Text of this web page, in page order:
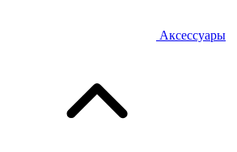
Аксессуары